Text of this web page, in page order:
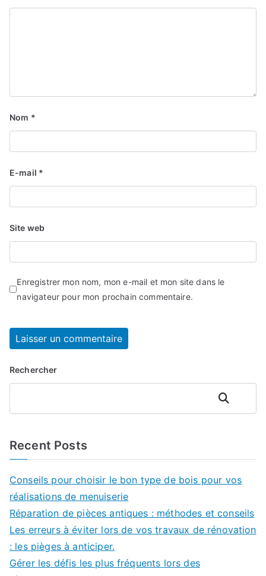
Nom *
E-mail *
Site web
Enregistrer mon nom, mon e-mail et mon site dans le
navigateur pour mon prochain commentaire.
Rechercher
Rechercher
Recent Posts
Conseils pour choisir le bon type de bois pour vos
réalisations de menuiserie
Réparation de pièces antiques : méthodes et conseils
Les erreurs à éviter lors de vos travaux de rénovation
: les pièges à anticiper.
Gérer les défis les plus fréquents lors des